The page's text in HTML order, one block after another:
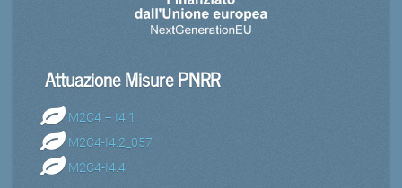
Attuazione Misure PNRR
M2C4 – I4.1
M2C4-I4.2_057
M2C4-I4.4